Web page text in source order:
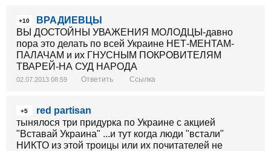
+10
ВРАДИЕВЦЫ
ВЫ ДОСТОЙНЫ УВАЖЕНИЯ МОЛОДЦЫ-давно
пора это делать по всей Украине НЕТ-МЕНТАМ-
ПАЛАЧАМ и их ГНУСНЫМ ПОКРОВИТЕЛЯМ
ТВАРЕЙ-НА СУД НАРОДА
02.07.2013 08:59 Ответить Ссылка
+5
red partisan
тынялося три придурка по Украине с акцией
"Вставай Украина" ...и тут когда люди "встали"
НИКТО из этой троицы или их почитателей не